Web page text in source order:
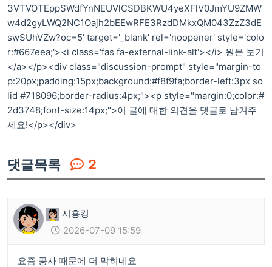
3VTVOTEppSWdfYnNEUVlCSDBKWU4yeXFlV0JmYU9ZMW
w4d2gyLWQ2NC1Oajh2bEEwRFE3RzdDMkxQM043ZzZ3dE
swSUhVZw?oc=5' target='_blank' rel='noopener' style='colo
r:#667eea;'><i class='fas fa-external-link-alt'></i> 원문 보기
</a></p><div class="discussion-prompt" style="margin-to
p:20px;padding:15px;background:#f8f9fa;border-left:3px so
lid #718096;border-radius:4px;"><p style="margin:0;color:#
2d3748;font-size:14px;">이 글에 대한 의견을 댓글로 남겨주
세요!</p></div>
댓글목록 2
시흥킹
2026-07-09 15:59
요즘 공사 때문에 더 막히네요